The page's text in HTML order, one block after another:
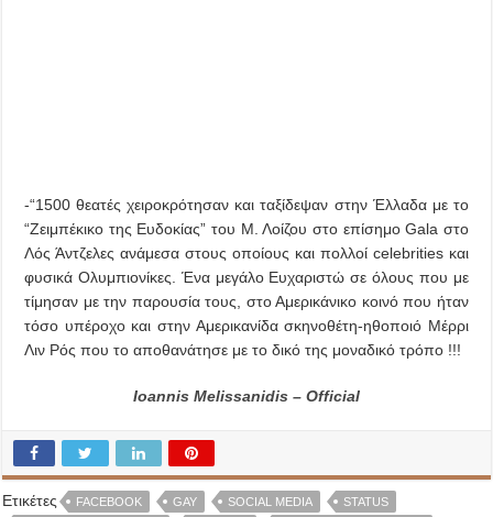
-“1500 θεατές χειροκρότησαν και ταξίδεψαν στην Έλλαδα με το
“Ζειμπέκικο της Ευδοκίας” του Μ. Λοίζου στο επίσημο Gala στο
Λός Άντζελες ανάμεσα στους οποίους και πολλοί celebrities και
φυσικά Ολυμπιονίκες. Ένα μεγάλο Ευχαριστώ σε όλους που με
τίμησαν με την παρουσία τους, στο Αμερικάνικο κοινό που ήταν
τόσο υπέροχο και στην Αμερικανίδα σκηνοθέτη-ηθοποιό Μέρρι
Λιν Ρός που το αποθανάτησε με το δικό της μοναδικό τρόπο !!!
Ioannis Melissanidis – Official
Ετικέτες FACEBOOK GAY SOCIAL MEDIA
STATUS